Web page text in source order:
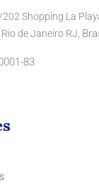
Shopping La
de Janeiro RJ,
83